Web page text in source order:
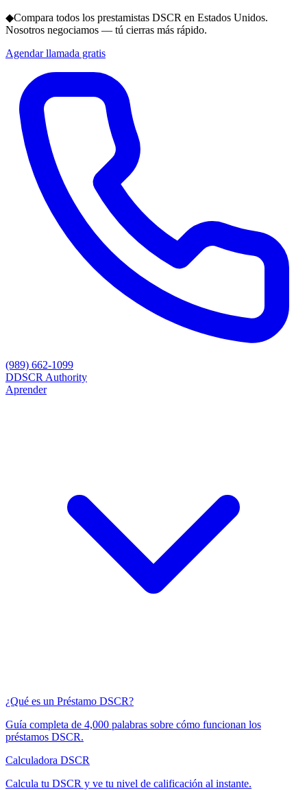
◆Compara todos los prestamistas DSCR en Estados Unidos.
Nosotros negociamos — tú cierras más rápido.
Agendar llamada gratis
(989) 662-1099
DDSCR Authority
Aprender
¿Qué es un Préstamo DSCR?
Guía completa de 4,000 palabras sobre cómo funcionan los
préstamos DSCR.
Calculadora DSCR
Calcula tu DSCR y ve tu nivel de calificación al instante.